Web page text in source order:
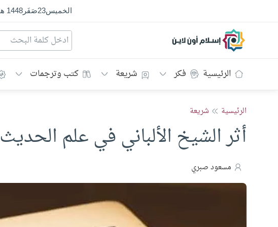
الخميس23صَفَر1448 هـ
إسلام أون لاين
الرئيسية فكر شريعة كتب وترجمات
الرئيسية شريعة
أثر الشيخ الألباني في علم الحديث
مسعود صبري